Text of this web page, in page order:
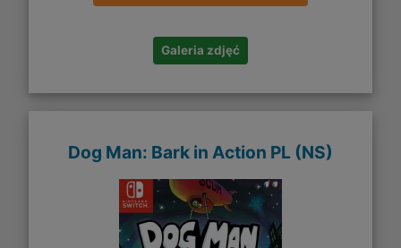
Galeria zdjęć
Dog Man: Bark in Action PL (NS)